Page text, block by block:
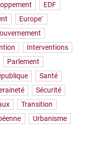
EDF
Europe`
Interventions
Parlement
Santé
Sécurité
Transition
Urbanisme